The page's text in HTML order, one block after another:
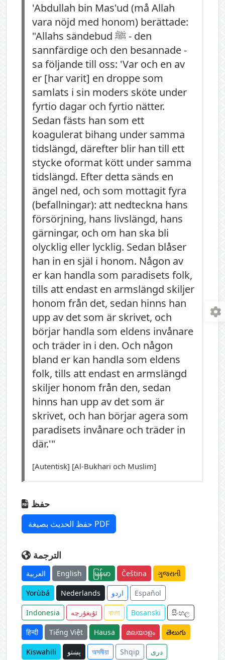
'Abdullah bin Mas'ud (må Allah
vara nöjd med honom) berättade:
"Allahs sändebud ﷺ - den
sannfärdige och den besannade -
sa följande till oss: 'Var och en av
er [har varit] en droppe som
samlats i sin moders sköte under
fyrtio dagar och fyrtio nätter.
Sedan fästs han som ett
koagulerat bihang under samma
tidslängd, därefter blir han till ett
stycke oformat kött under samma
tidslängd. Efter detta sänds en
ängel ned, och som mottagit fyra
(befallningar): att nedteckna hans
försörjning, hans livslängd, hans
gärningar, och om han ska bli
olycklig eller lycklig. Sedan blåser
han in en själ i honom. Någon av
er kan handla som paradisets folk,
tills att endast en armslängd skiljer
honom från det, sedan hinns han
upp av det som är skrivet, och
börjar handla som eldens invånare
och träder in i den. Och någon
bland er kan handla som eldens
folk, tills att endast en armslängd
skiljer honom från den, sedan
hinns han upp av det som är
skrivet, och han börjar agera som
paradisets invånare och träder in
där.'"
[Autentisk] [Al-Bukhari och Muslim]
حفظ
حفظ الحديث بصيغة PDF
الترجمة
العربية English မြန်မာ Čeština ગુજરાતી
Yorùbá Nederlands اردو Español
Indonesia ئۇيغۇرچە বাংলা Bosanski සිංහල
हिन्दी Tiếng Việt Hausa മലയാളം తెలుగు
Kiswahili پښتو অসমীয়া Shqip دری